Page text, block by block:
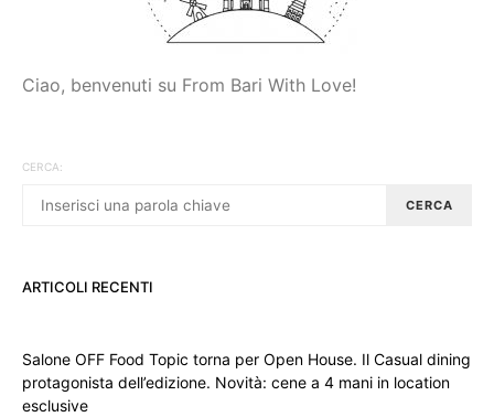
Ciao, benvenuti su From Bari With Love!
CERCA:
CERCA
ARTICOLI RECENTI
Salone OFF Food Topic torna per Open House. Il Casual dining
protagonista dell’edizione. Novità: cene a 4 mani in location
esclusive